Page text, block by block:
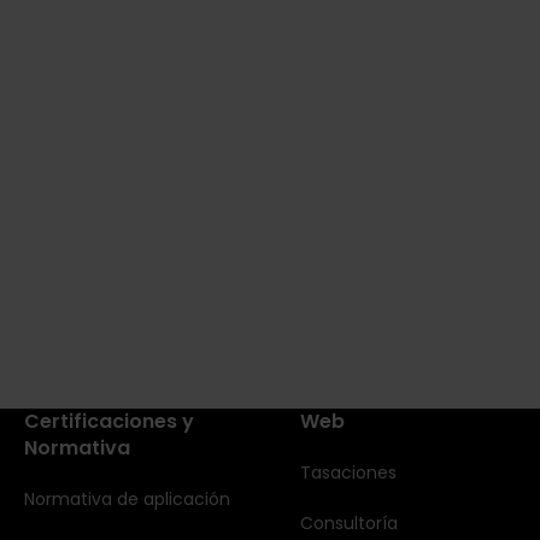
Certificaciones y
Normativa
Normativa de aplicación
Web
Tasaciones
Consultoría